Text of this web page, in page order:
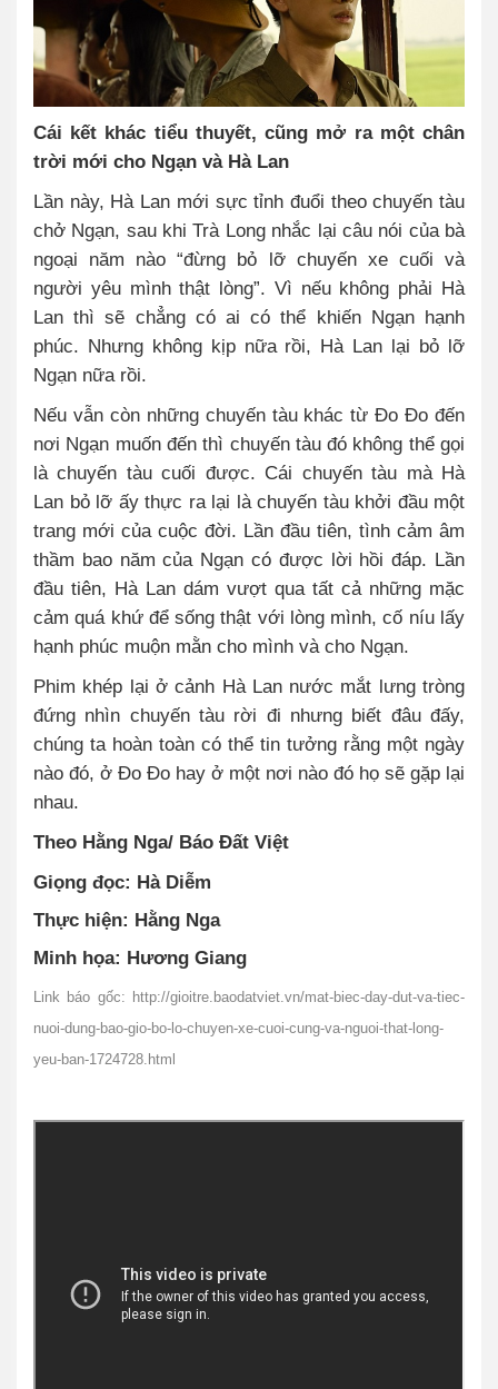
Cái kết khác tiểu thuyết, cũng mở ra một chân
trời mới cho Ngạn và Hà Lan
Lần này, Hà Lan mới sực tỉnh đuổi theo chuyến tàu
chở Ngạn, sau khi Trà Long nhắc lại câu nói của bà
ngoại năm nào “đừng bỏ lỡ chuyến xe cuối và
người yêu mình thật lòng”. Vì nếu không phải Hà
Lan thì sẽ chẳng có ai có thể khiến Ngạn hạnh
phúc. Nhưng không kịp nữa rồi, Hà Lan lại bỏ lỡ
Ngạn nữa rồi.
Nếu vẫn còn những chuyến tàu khác từ Đo Đo đến
nơi Ngạn muốn đến thì chuyến tàu đó không thể gọi
là chuyến tàu cuối được. Cái chuyến tàu mà Hà
Lan bỏ lỡ ấy thực ra lại là chuyến tàu khởi đầu một
trang mới của cuộc đời. Lần đầu tiên, tình cảm âm
thầm bao năm của Ngạn có được lời hồi đáp. Lần
đầu tiên, Hà Lan dám vượt qua tất cả những mặc
cảm quá khứ để sống thật với lòng mình, cố níu lấy
hạnh phúc muộn mằn cho mình và cho Ngạn.
Phim khép lại ở cảnh Hà Lan nước mắt lưng tròng
đứng nhìn chuyến tàu rời đi nhưng biết đâu đấy,
chúng ta hoàn toàn có thể tin tưởng rằng một ngày
nào đó, ở Đo Đo hay ở một nơi nào đó họ sẽ gặp lại
nhau.
Theo Hằng Nga/ Báo Đất Việt
Giọng đọc: Hà Diễm
Thực hiện: Hằng Nga
Minh họa: Hương Giang
Link báo gốc: http://gioitre.baodatviet.vn/mat-biec-day-dut-va-tiec-
nuoi-dung-bao-gio-bo-lo-chuyen-xe-cuoi-cung-va-nguoi-that-long-
yeu-ban-1724728.html